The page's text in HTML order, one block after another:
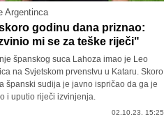
Argentinca
godinu dana priznao:
mi se za teške riječi"
španskog suca Lahoza imao je Leo
na Svjetskom prvenstvu u Kataru. Skoro
španski sudija je javno ispričao da ga je
i uputio riječi izvinjenja.
02.10.23. 15:25